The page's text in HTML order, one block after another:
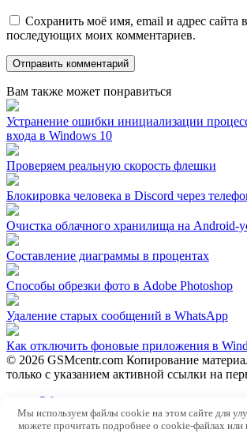
Сохранить моё имя, email и адрес сайта
последующих моих комментариев.
Вам также может понравиться
Устранение ошибки инициализации
входа в Windows 10
Проверяем реальную скорость флешки
Блокировка человека в Discord через
Очистка облачного хранилища на Android-
Составление диаграммы в процентах
Способы обрезки фото в Adobe Photoshop
Удаление старых сообщений в WhatsApp
Как отключить фоновые приложения в
© 2026 GSMcentr.com Копирование
только с указанием активной ссылки на
Обратная связь
Политика конфиденциальности
Пользовательское соглашение
Мы используем файлы cookie на этом сайте для
можете прочитать подробнее о cookie-файлах или